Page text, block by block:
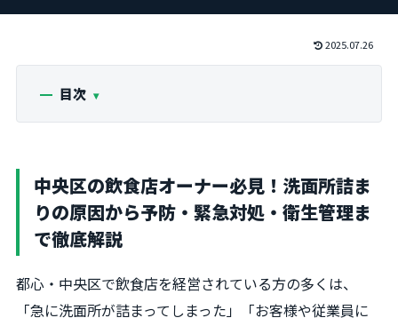
2025.07.26
目次
中央区の飲食店オーナー必見！洗面所詰ま
りの原因から予防・緊急対処・衛生管理ま
で徹底解説
都心・中央区で飲食店を経営されている方の多くは、
「急に洗面所が詰まってしまった」「お客様や従業員に